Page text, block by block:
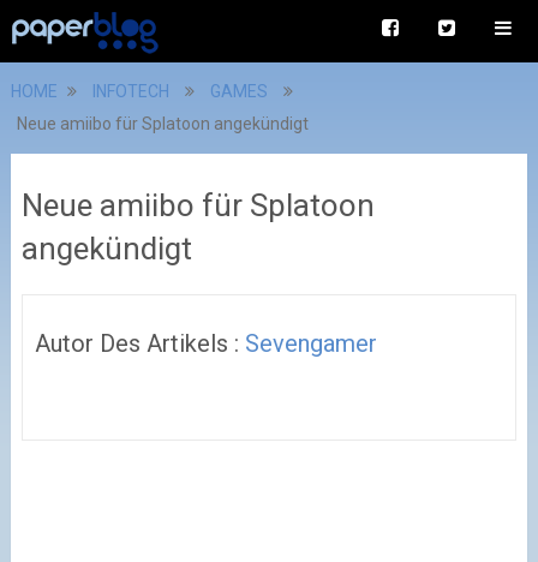
HOME INFOTECH
GAMES
Neue amiibo für Splatoon angekündigt
Neue amiibo für Splatoon
angekündigt
Autor Des Artikels : Sevengamer